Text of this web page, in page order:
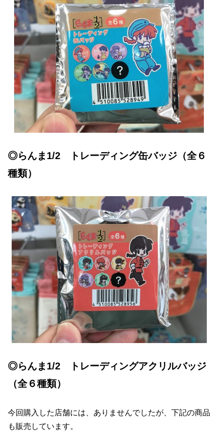
◎らんま1/2 トレーディング缶バッジ（全６
種類）
◎らんま1/2 トレーディングアクリルバッジ
（全６種類）
今回購入した店舗には、ありませんでしたが、下記の商品
も販売しています。